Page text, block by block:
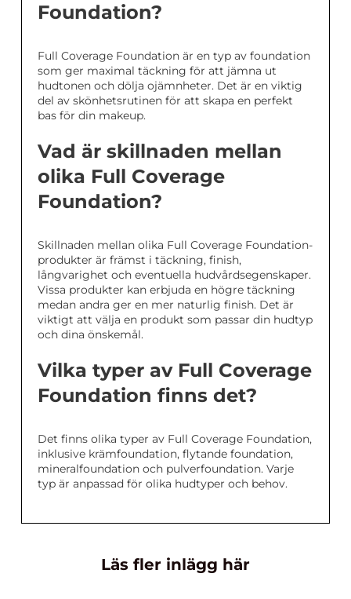
Foundation?
Full Coverage Foundation är en typ av foundation
som ger maximal täckning för att jämna ut
hudtonen och dölja ojämnheter. Det är en viktig
del av skönhetsrutinen för att skapa en perfekt
bas för din makeup.
Vad är skillnaden mellan
olika Full Coverage
Foundation?
Skillnaden mellan olika Full Coverage Foundation-
produkter är främst i täckning, finish,
långvarighet och eventuella hudvårdsegenskaper.
Vissa produkter kan erbjuda en högre täckning
medan andra ger en mer naturlig finish. Det är
viktigt att välja en produkt som passar din hudtyp
och dina önskemål.
Vilka typer av Full Coverage
Foundation finns det?
Det finns olika typer av Full Coverage Foundation,
inklusive krämfoundation, flytande foundation,
mineralfoundation och pulverfoundation. Varje
typ är anpassad för olika hudtyper och behov.
Läs fler inlägg här